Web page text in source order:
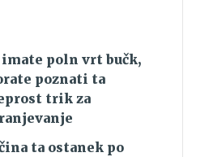
imate poln vrt bučk,
poznati ta
trik za
ta ostanek po